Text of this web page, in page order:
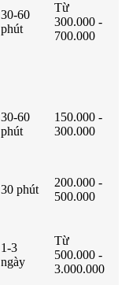
30-60
phút
Từ
300.000 -
700.000
30-60
phút
150.000 -
300.000
30 phút
200.000 -
500.000
1-3
ngày
Từ
500.000 -
3.000.000